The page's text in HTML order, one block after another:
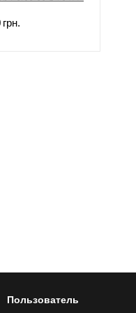
грн.
Пользователь